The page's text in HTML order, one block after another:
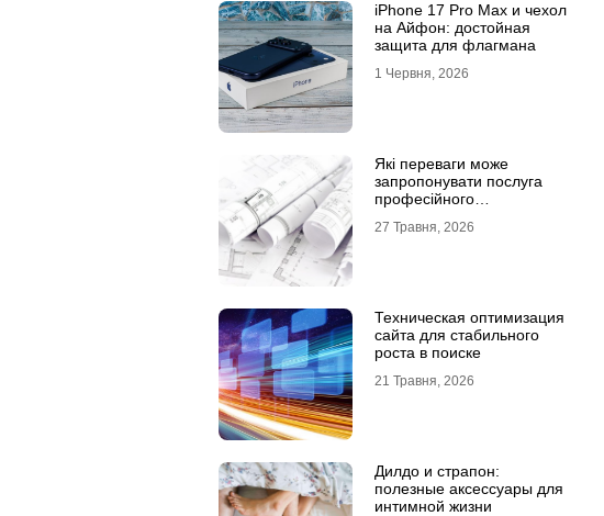
iPhone 17 Pro Max и чехол
на Айфон: достойная
защита для флагмана
1 Червня, 2026
Які переваги може
запропонувати послуга
професійного
27 Травня, 2026
Техническая оптимизация
сайта для стабильного
роста в поиске
21 Травня, 2026
Дилдо и страпон:
полезные аксессуары для
интимной жизни